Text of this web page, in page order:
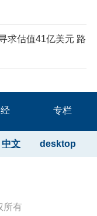
求估值41亿美元 路
专栏
desktop
中文
所有